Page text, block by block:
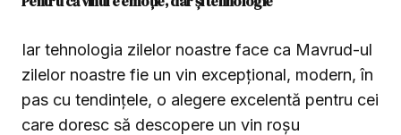
Iar tehnologia zilelor noastre face ca Mavrud-ul
zilelor noastre fie un vin excepțional, modern, în
pas cu tendințele, o alegere excelentă pentru cei
care doresc să descopere un vin roșu